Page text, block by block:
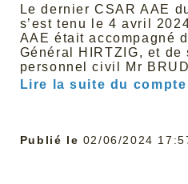
20 millions de tonnes de
dernières années),
l’échelle indispensable
écologique juste
serre, etc.)
Garder ses droits à
maladie.
Rappelons aussi que
pandémie, l’UE a été un
la santé des travailleurs et
européens durant la
En effet, il est important
partis d’extrême droite,
Le dernier CSAR AAE
s’est tenu le 4 avril
AAE était accompagné
Général HIRTZIG, et
personnel civil Mr
Lire la suite du
Publié le 02/06/2024